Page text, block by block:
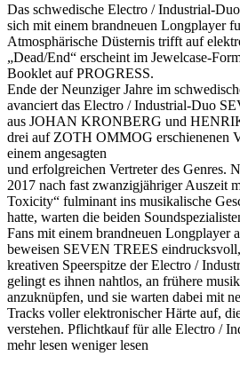
Das schwedische Electro / Industrial-
sich mit einem brandneuen Longplayer
Atmosphärische Düsternis trifft auf
„Dead/End“ erscheint im Jewelcase-
Booklet auf PROGRESS.
Ende der Neunziger Jahre im
avanciert das Electro / Industrial-Duo
aus JOHAN KRONBERG und
drei auf ZOTH OMMOG erschienenen
einem angesagten
und erfolgreichen Vertreter des Genres.
2017 nach fast zwanzigjähriger Auszeit
Toxicity“ fulminant ins musikalische
hatte, warten die beiden
Fans mit einem brandneuen Longplayer
beweisen SEVEN TREES
kreativen Speerspitze der Electro /
gelingt es ihnen nahtlos, an frühere
anzuknüpfen, und sie warten dabei mit
Tracks voller elektronischer Härte auf,
verstehen. Pflichtkauf für alle Electro /
mehr lesen weniger lesen